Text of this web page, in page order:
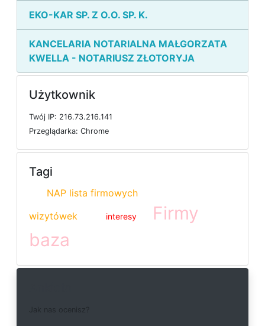
EKO-KAR SP. Z O.O. SP. K.
KANCELARIA NOTARIALNA MAŁGORZATA
KWELLA - NOTARIUSZ ZŁOTORYJA
Użytkownik
Twój IP: 216.73.216.141
Przeglądarka: Chrome
Tagi
NAP lista firmowych
wizytówek
interesy
Firmy
baza
a a